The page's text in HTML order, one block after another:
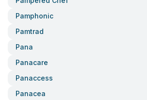
Pamphonic
Pamtrad
Pana
Panacare
Panaccess
Panacea